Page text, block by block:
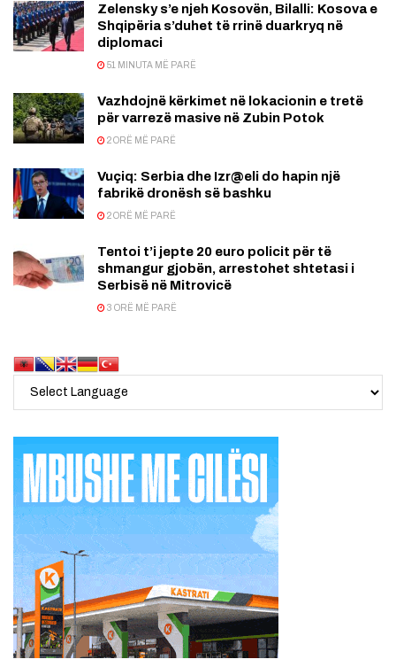
Zelensky s’e njeh Kosovën, Bilalli: Kosova e
Shqipëria s’duhet të rrinë duarkryq në
diplomaci
51 MINUTA MË PARË
Vazhdojnë kërkimet në lokacionin e tretë
për varrezë masive në Zubin Potok
2 ORË MË PARË
Vuçiq: Serbia dhe Izr@eli do hapin një
fabrikë dronësh së bashku
2 ORË MË PARË
Tentoi t’i jepte 20 euro policit për të
shmangur gjobën, arrestohet shtetasi i
Serbisë në Mitrovicë
3 ORË MË PARË